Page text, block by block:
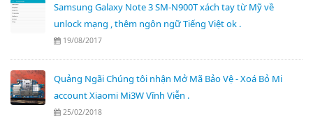
Samsung Galaxy Note 3 SM-N900T xách tay từ Mỹ về
unlock mạng , thêm ngôn ngữ Tiếng Việt ok .
19/08/2017
Quảng Ngãi Chúng tôi nhận Mở Mã Bảo Vệ - Xoá Bỏ Mi
account Xiaomi Mi3W Vĩnh Viễn .
25/02/2018